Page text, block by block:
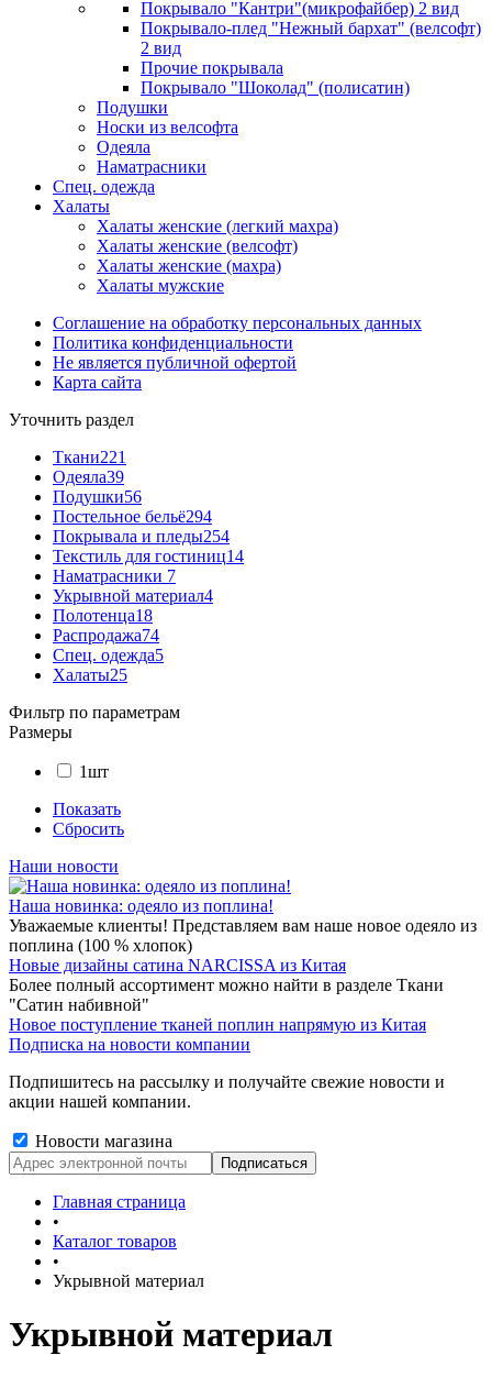
Покрывало "Кантри"(микрофайбер) 2 вид
Покрывало-плед "Нежный бархат" (велсофт)
2 вид
Прочие покрывала
Покрывало "Шоколад" (полисатин)
Подушки
Носки из велсофта
Одеяла
Наматрасники
Спец. одежда
Халаты
Халаты женские (легкий махра)
Халаты женские (велсофт)
Халаты женские (махра)
Халаты мужские
Соглашение на обработку персональных данных
Политика конфиденциальности
Не является публичной офертой
Карта сайта
Уточнить раздел
Ткани221
Одеяла39
Подушки56
Постельное бельё294
Покрывала и пледы254
Текстиль для гостиниц14
Наматрасники 7
Укрывной материал4
Полотенца18
Распродажа74
Спец. одежда5
Халаты25
Фильтр по параметрам
Размеры
1шт
Показать
Сбросить
Наши новости
Наша новинка: одеяло из поплина!
Уважаемые клиенты! Представляем вам наше новое одеяло из
поплина (100 % хлопок)
Новые дизайны сатина NARCISSA из Китая
Более полный ассортимент можно найти в разделе Ткани
"Сатин набивной"
Новое поступление тканей поплин напрямую из Китая
Подписка на новости компании
Подпишитесь на рассылку и получайте свежие новости и
акции нашей компании.
Новости магазина
Главная страница
•
Каталог товаров
•
Укрывной материал
Укрывной материал